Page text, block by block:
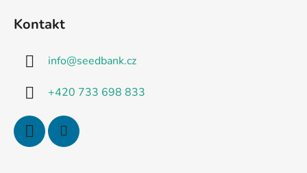
Kontakt
info@seedbank.cz
+420 733 698 833